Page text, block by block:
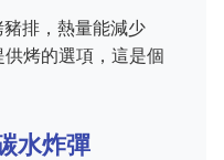
排，熱量能減少
烤的選項，這是個
水炸彈